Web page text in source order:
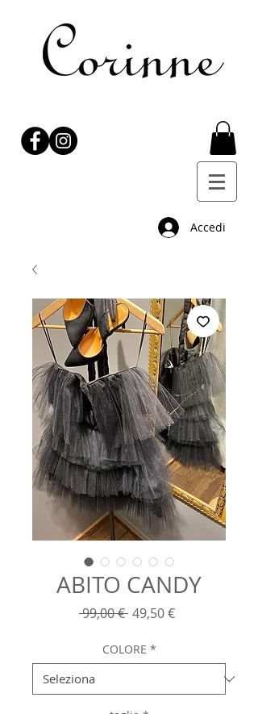
Accedi
ABITO CANDY
99,00 € Prezzo
49,50 €Prezzo
COLORE *